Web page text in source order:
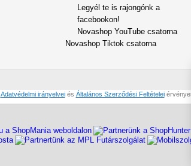
Legyél te is rajongónk a
facebookon!
Novashop YouTube csatorna
Novashop Tiktok csatorna
Adatvédelmi irányelveiés Általános Szerződési Feltételei